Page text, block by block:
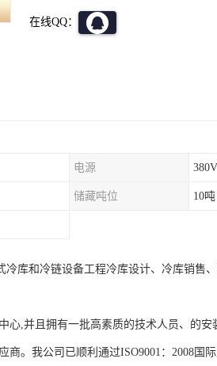
在线QQ：
电源 380V
储藏吨位 10吨
库和冷链设备工程冷库设计、冷库销售
心,并且拥有一批高素质的技术人员、的
。我公司已顺利通过ISO9001：2008国